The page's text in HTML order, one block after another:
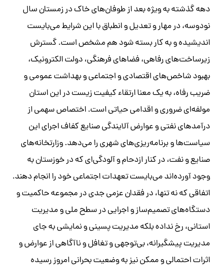
دهه گذشته به ویژه بعد از طوفان‌های خاک در زمستان سال
نودوسه، در مهار و تعدیل و انطباق با این شرایط می‌بایست
اندیشیده و به کار بسته شود هم مشخص است. گسترش
زیرساخت‌های رفاهی، فضاهای فرهنگی، دولت الکترونیک،
بهبود شاخص‌های اقتصادی و اجتماعی و بهداشت عمومی و
ضریب رفاه، به یک معنا ارتقاء کیفیت زیست در این استان
مولفه‌ای ضروری و اقدامی حیاتی است. اختصاص سهمی از
درآمدهای نفتی و عوارض آلایندگی صنایع کفاف اجرای این
سیاست‌ها و برنامه‌ریزی‌های شهری را می‌دهد. وزارتخانه‌های
صنایع و نفت، در کنار ازدحام و آلودگی‌ای که در خوزستان به
وجود آورده‌اند می‌بایست تعهدات اجتماعی خود را انجام دهند.
اتفاقی که نه تنها، در فقدان عزمی جدی در مجموعه حاکمیت و
دستگاه‌های تصمیم‌‌ساز و اجرایی در سطح ملی و مدیریت
استانی، رخ نداده بلکه مدیریت پسینی و نمایشی به جای
مدیریت پیشگیرانه، بی‌توجهی و تغافل و ناآگاهی از عوارض و
اثرات احتمالی و ممکن نیز به وضعیت بحرانی امروز رسیده